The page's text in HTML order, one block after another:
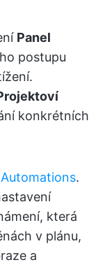
Panel
postupu
konkrétních
.
která
v plánu,
a